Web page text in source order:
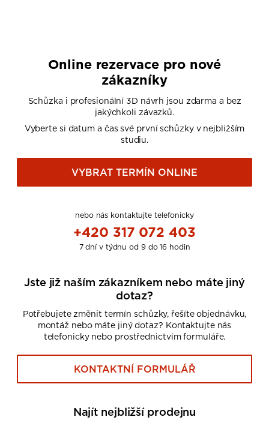
Online rezervace pro nové
zákazníky
Schůzka i profesionální 3D návrh jsou zdarma a bez
jakýchkoli závazků.
Vyberte si datum a čas své první schůzky v nejbližším
studiu.
VYBRAT TERMÍN ONLINE
nebo nás kontaktujte telefonicky
+420 317 072 403
7 dní v týdnu od 9 do 16 hodin
Jste již naším zákazníkem nebo máte jiný
dotaz?
Potřebujete změnit termín schůzky, řešíte objednávku,
montáž nebo máte jiný dotaz? Kontaktujte nás
telefonicky nebo prostřednictvím formuláře.
KONTAKTNÍ FORMULÁŘ
Najít nejbližší prodejnu